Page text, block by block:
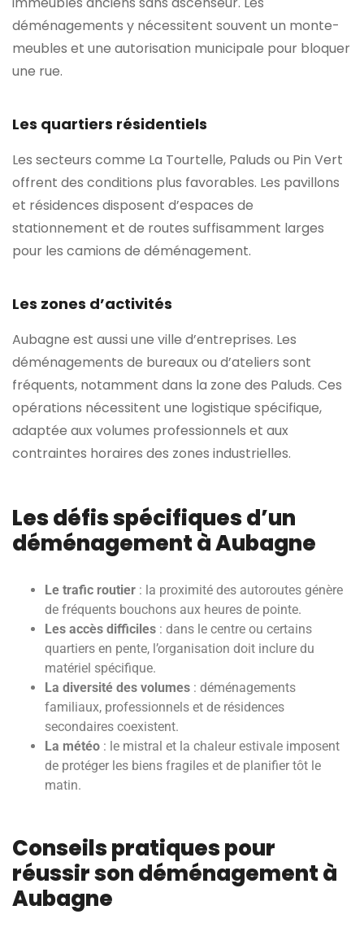
déménagements y nécessitent souvent un monte-
meubles et une autorisation municipale pour bloquer
une rue.
Les quartiers résidentiels
Les secteurs comme La Tourtelle, Paluds ou Pin Vert
offrent des conditions plus favorables. Les pavillons
et résidences disposent d’espaces de
stationnement et de routes suffisamment larges
pour les camions de déménagement.
Les zones d’activités
Aubagne est aussi une ville d’entreprises. Les
déménagements de bureaux ou d’ateliers sont
fréquents, notamment dans la zone des Paluds. Ces
opérations nécessitent une logistique spécifique,
adaptée aux volumes professionnels et aux
contraintes horaires des zones industrielles.
Les défis spécifiques d’un
déménagement à Aubagne
Le trafic routier : la proximité des autoroutes génère
de fréquents bouchons aux heures de pointe.
Les accès difficiles : dans le centre ou certains
quartiers en pente, l’organisation doit inclure du
matériel spécifique.
La diversité des volumes : déménagements
familiaux, professionnels et de résidences
secondaires coexistent.
La météo : le mistral et la chaleur estivale imposent
de protéger les biens fragiles et de planifier tôt le
matin.
Conseils pratiques pour
réussir son déménagement à
Aubagne